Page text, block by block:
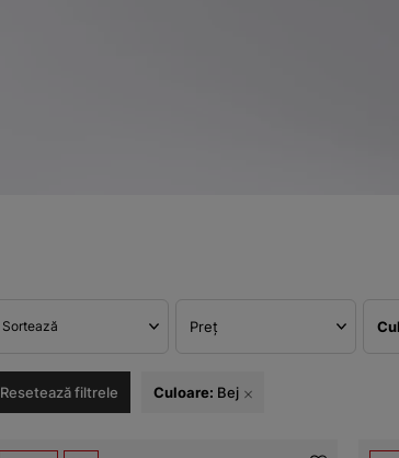
Sortează Preț
Resetează filtrele Culoare: Bej